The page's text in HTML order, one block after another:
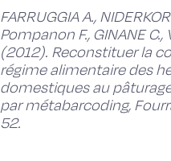
FARRUGGIA A.,
Pompanon F., GINANE C.,
(2012). Reconstituer la
régime alimentaire des
domestiques au
par métabarcoding,
52.